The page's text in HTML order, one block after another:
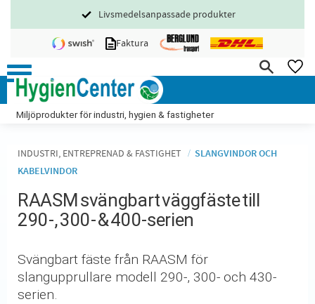
Meny
Livsmedelsanpassade produkter
Faktura
Miljöprodukter för industri, hygien & fastigheter
INDUSTRI, ENTREPRENAD & FASTIGHET
SLANGVINDOR OCH
KABELVINDOR
RAASM svängbart väggfäste till
290-, 300- & 400-serien
Svängbart fäste från RAASM för
slangupprullare modell 290-, 300- och 430-
serien.